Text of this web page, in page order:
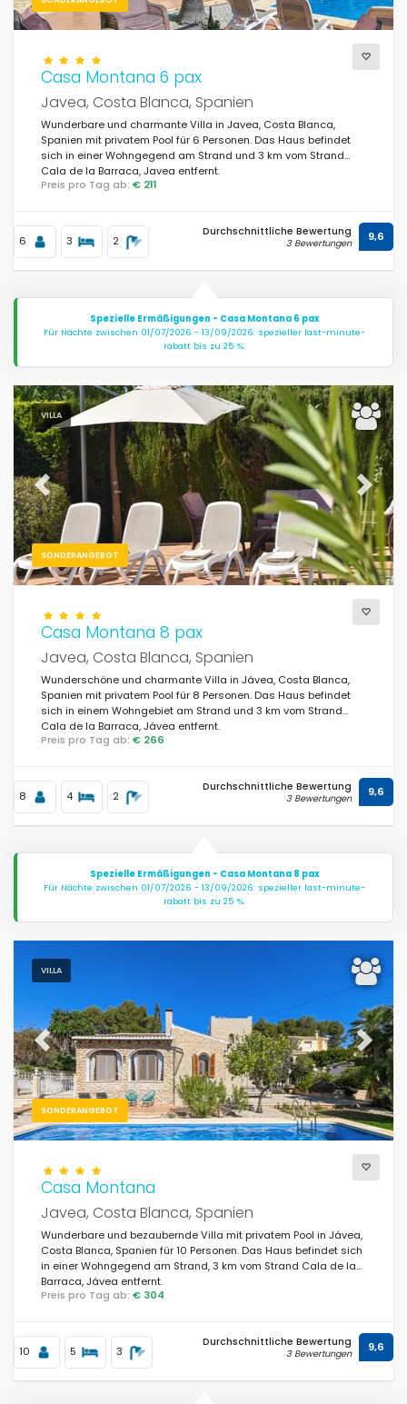
Casa Montana 6 pax
Javea, Costa Blanca, Spanien
Wunderbare und charmante Villa in Javea, Costa Blanca,
Spanien mit privatem Pool für 6 Personen. Das Haus befindet
sich in einer Wohngegend am Strand und 3 km vom Strand
Cala de la Barraca, Javea entfernt.
Preis pro Tag ab: € 211
6 3 2
Durchschnittliche Bewertung
3 Bewertungen 9,6
Spezielle Ermäßigungen - Casa Montana 6 pax
Für Nächte zwischen 01/07/2026 - 13/09/2026: spezieller last-minute-
rabatt bis zu 25 %.
VILLA
SONDERANGEBOT
Previous Next
Casa Montana 8 pax
Javea, Costa Blanca, Spanien
Wunderschöne und charmante Villa in Jávea, Costa Blanca,
Spanien mit privatem Pool für 8 Personen. Das Haus befindet
sich in einem Wohngebiet am Strand und 3 km vom Strand
Cala de la Barraca, Jávea entfernt.
Preis pro Tag ab: € 266
8 4 2
Durchschnittliche Bewertung
3 Bewertungen 9,6
Spezielle Ermäßigungen - Casa Montana 8 pax
Für Nächte zwischen 01/07/2026 - 13/09/2026: spezieller last-minute-
rabatt bis zu 25 %.
VILLA
SONDERANGEBOT
Previous Next
Casa Montana
Javea, Costa Blanca, Spanien
Wunderbare und bezaubernde Villa mit privatem Pool in Jávea,
Costa Blanca, Spanien für 10 Personen. Das Haus befindet sich
in einer Wohngegend am Strand, 3 km vom Strand Cala de la
Barraca, Jávea entfernt.
Preis pro Tag ab: € 304
10 5 3
Durchschnittliche Bewertung
3 Bewertungen 9,6